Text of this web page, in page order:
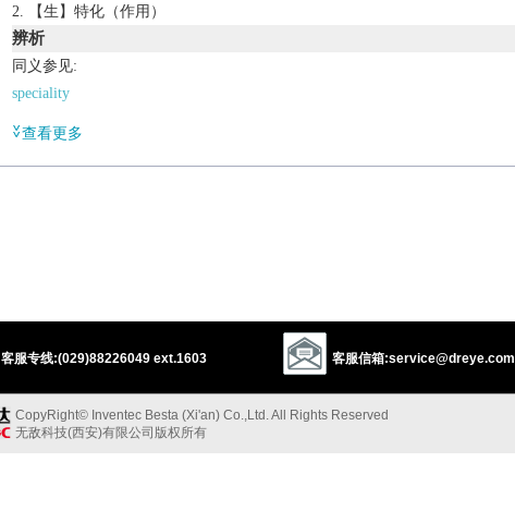
【生】特化（作用）
辨析
同义参见:
speciality
查看更多
客服专线:(029)88226049 ext.1603 客服信箱:service@dreye.com
CopyRight© Inventec Besta (Xi'an) Co.,Ltd. All Rights Reserved
无敌科技(西安)有限公司版权所有